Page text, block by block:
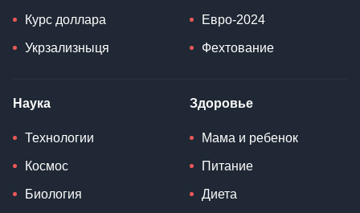
Курс доллара
Укрзализныця
Евро-2024
Фехтование
Наука
Технологии
Космос
Биология
Здоровье
Мама и ребенок
Питание
Диета